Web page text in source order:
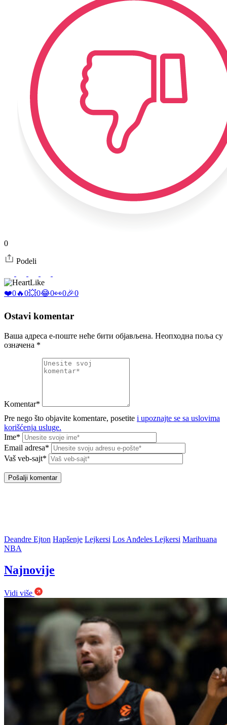
0
Podeli
Like
❤️0🔥0💥0😂0👀0🎉0
Ostavi komentar
Ваша адреса е-поште неће бити објављена. Неопходна поља су
означена *
Komentar*
Pre nego što objavite komentare, posetite i upoznajte se sa uslovima
korišćenja usluge.
Ime*
Email adresa*
Vaš veb-sajt*
Deandre Ejton Hapšenje Lejkersi Los Anđeles Lejkersi Marihuana
NBA
Najnovije
Vidi više